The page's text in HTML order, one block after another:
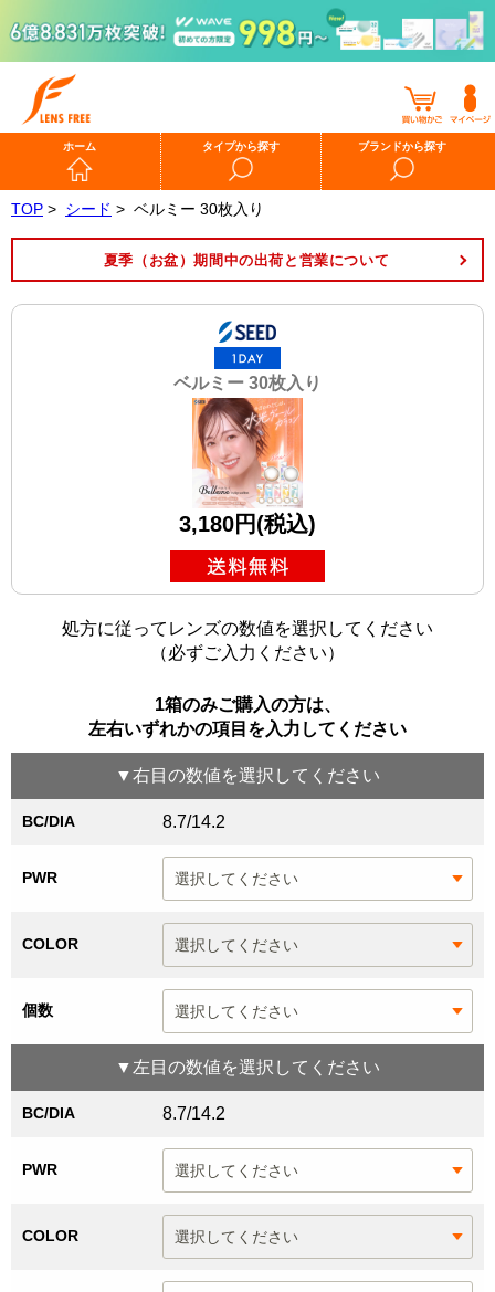
ホーム タイプから探す ブランドから探す
TOP > シード > ベルミー 30枚入り
夏季（お盆）期間中の出荷と営業について
ベルミー 30枚入り
3,180円(税込)
処方に従ってレンズの数値を選択してください
（必ずご入力ください）
1箱のみご購入の方は、
左右いずれかの項目を入力してください
▼右目 の数値を選択してください
BC/DIA 8.7/14.2
PWR
COLOR
個数
▼ 左目 の数値を選択してください
BC/DIA 8.7/14.2
PWR
COLOR